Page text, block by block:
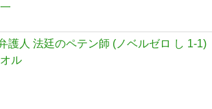
護人 法廷のペテン師 (ノベルゼロ し 1-1)
ル